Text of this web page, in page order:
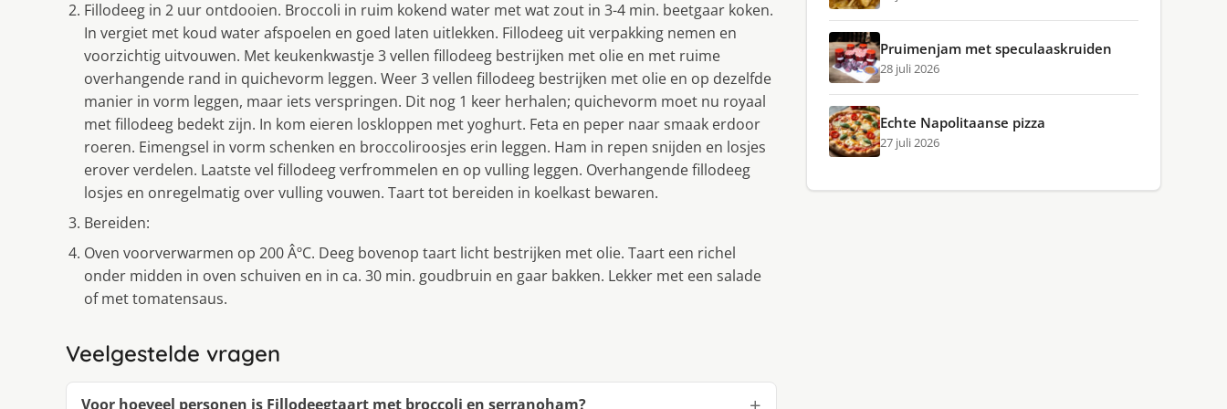
Fillodeeg in 2 uur ontdooien. Broccoli in ruim kokend water met wat zout in 3-4 min. beetgaar koken.
In vergiet met koud water afspoelen en goed laten uitlekken. Fillodeeg uit verpakking nemen en
voorzichtig uitvouwen. Met keukenkwastje 3 vellen fillodeeg bestrijken met olie en met ruime
overhangende rand in quichevorm leggen. Weer 3 vellen fillodeeg bestrijken met olie en op dezelfde
manier in vorm leggen, maar iets verspringen. Dit nog 1 keer herhalen; quichevorm moet nu royaal
met fillodeeg bedekt zijn. In kom eieren loskloppen met yoghurt. Feta en peper naar smaak erdoor
roeren. Eimengsel in vorm schenken en broccoliroosjes erin leggen. Ham in repen snijden en losjes
erover verdelen. Laatste vel fillodeeg verfrommelen en op vulling leggen. Overhangende fillodeeg
losjes en onregelmatig over vulling vouwen. Taart tot bereiden in koelkast bewaren.
Bereiden:
Oven voorverwarmen op 200 ÂºC. Deeg bovenop taart licht bestrijken met olie. Taart een richel
onder midden in oven schuiven en in ca. 30 min. goudbruin en gaar bakken. Lekker met een salade
of met tomatensaus.
Veelgestelde vragen
Voor hoeveel personen is Fillodeegtaart met broccoli en serranoham?
Pruimenjam met speculaaskruiden
28 juli 2026
Echte Napolitaanse pizza
27 juli 2026